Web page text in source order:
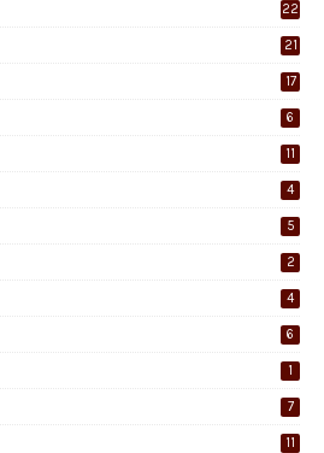
22
21
17
6
11
4
5
2
4
6
1
7
11